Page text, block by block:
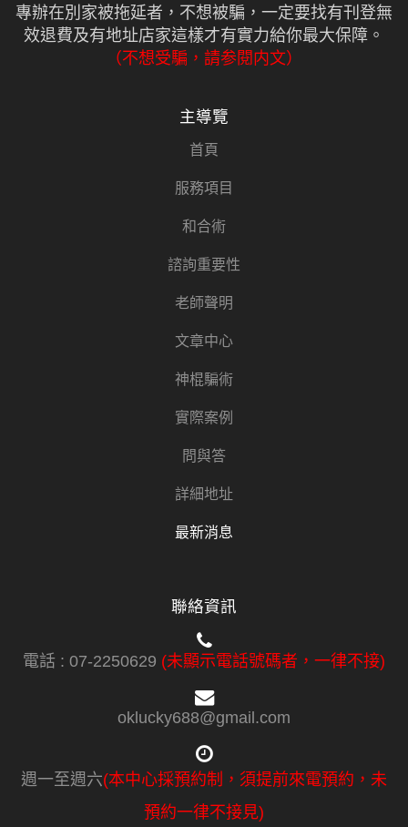
專辦在別家被拖延者，不想被騙，一定要找有刊登無
效退費及有地址店家這樣才有實力給你最大保障。
（不想受騙，請参閱内文）
主導覽
首頁
服務項目
和合術
諮詢重要性
老師聲明
文章中心
神棍騙術
實際案例
問與答
詳細地址
最新消息
聯絡資訊
電話 : 07-2250629 (未顯示電話號碼者，一律不接)
oklucky688@gmail.com
週一至週六(本中心採預約制，須提前來電預約，未
預約一律不接見)